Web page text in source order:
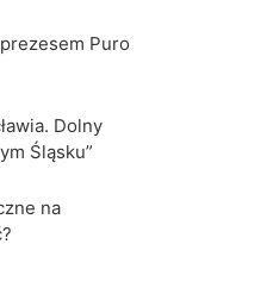
Puro
Dolny
Śląsku”
na